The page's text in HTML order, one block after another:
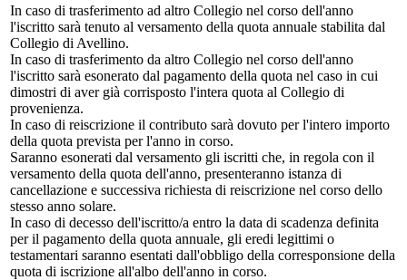
In caso di trasferimento ad altro Collegio nel corso dell'anno
l'iscritto sarà tenuto al versamento della quota annuale stabilita dal
Collegio di Avellino.
In caso di trasferimento da altro Collegio nel corso dell'anno
l'iscritto sarà esonerato dal pagamento della quota nel caso in cui
dimostri di aver già corrisposto l'intera quota al Collegio di
provenienza.
In caso di reiscrizione il contributo sarà dovuto per l'intero importo
della quota prevista per l'anno in corso.
Saranno esonerati dal versamento gli iscritti che, in regola con il
versamento della quota dell'anno, presenteranno istanza di
cancellazione e successiva richiesta di reiscrizione nel corso dello
stesso anno solare.
In caso di decesso dell'iscritto/a entro la data di scadenza definita
per il pagamento della quota annuale, gli eredi legittimi o
testamentari saranno esentati dall'obbligo della corresponsione della
quota di iscrizione all'albo dell'anno in corso.